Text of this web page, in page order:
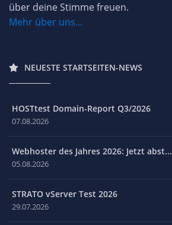
über deine Stimme freuen.
Mehr über uns...
NEUESTE STARTSEITEN-NEWS
HOSTtest Domain-Report Q3/2026
07.08.2026
Webhoster des Jahres 2026: Jetzt abst...
05.08.2026
STRATO vServer Test 2026
29.07.2026